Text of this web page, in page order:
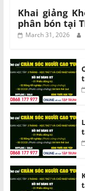
Khai giảng
phân bón tại
March 31, 2026